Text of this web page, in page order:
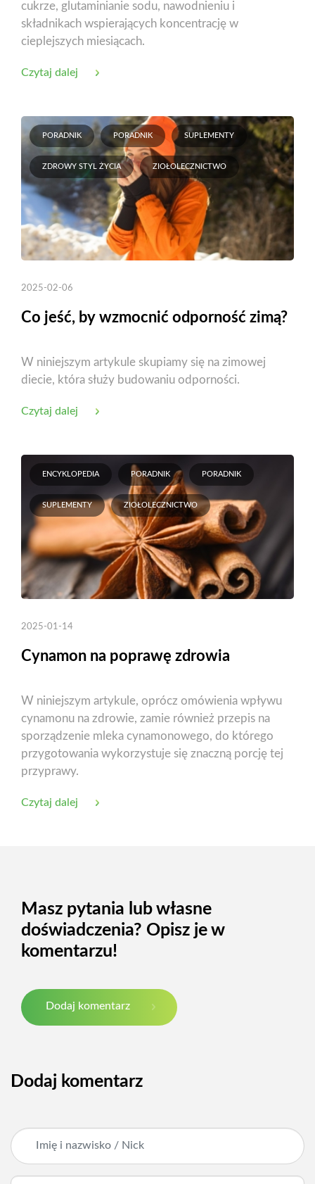
cukrze, glutaminianie sodu, nawodnieniu i
składnikach wspierających koncentrację w
cieplejszych miesiącach.
Czytaj dalej
PORADNIK PORADNIK SUPLEMENTY
ZDROWY STYL ŻYCIA ZIOŁOLECZNICTWO
2025-02-06
Co jeść, by wzmocnić odporność zimą?
W niniejszym artykule skupiamy się na zimowej
diecie, która służy budowaniu odporności.
Czytaj dalej
ENCYKLOPEDIA PORADNIK PORADNIK
SUPLEMENTY ZIOŁOLECZNICTWO
2025-01-14
Cynamon na poprawę zdrowia
W niniejszym artykule, oprócz omówienia wpływu
cynamonu na zdrowie, zamie również przepis na
sporządzenie mleka cynamonowego, do którego
przygotowania wykorzystuje się znaczną porcję tej
przyprawy.
Czytaj dalej
Masz pytania lub własne
doświadczenia? Opisz je w
komentarzu!
Dodaj komentarz
Dodaj komentarz